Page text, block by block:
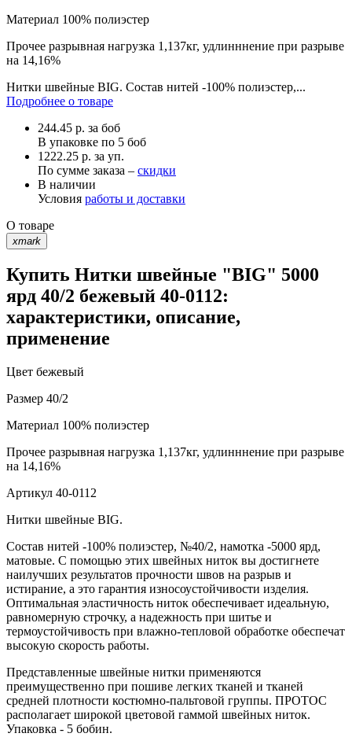
Материал 100% полиэстер
Прочее разрывная нагрузка 1,137кг, удлинннение при разрыве
на 14,16%
Нитки швейные BIG. Состав нитей -100% полиэстер,...
Подробнее о товаре
244.45 р. за боб
В упаковке по 5 боб
1222.25 р. за уп.
По сумме заказа – скидки
В наличии
Условия работы и доставки
О товаре
xmark
Купить Нитки швейные "BIG" 5000
ярд 40/2 бежевый 40-0112:
характеристики, описание,
применение
Цвет бежевый
Размер 40/2
Материал 100% полиэстер
Прочее разрывная нагрузка 1,137кг, удлинннение при разрыве
на 14,16%
Артикул 40-0112
Нитки швейные BIG.
Состав нитей -100% полиэстер, №40/2, намотка -5000 ярд,
матовые. С помощью этих швейных ниток вы достигнете
наилучших результатов прочности швов на разрыв и
истирание, а это гарантия износоустойчивости изделия.
Оптимальная эластичность ниток обеспечивает идеальную,
равномерную строчку, а надежность при шитье и
термоустойчивость при влажно-тепловой обработке обеспечат
высокую скорость работы.
Представленные швейные нитки применяются
преимущественно при пошиве легких тканей и тканей
средней плотности костюмно-пальтовой группы. ПРОТОС
располагает широкой цветовой гаммой швейных ниток.
Упаковка - 5 бобин.